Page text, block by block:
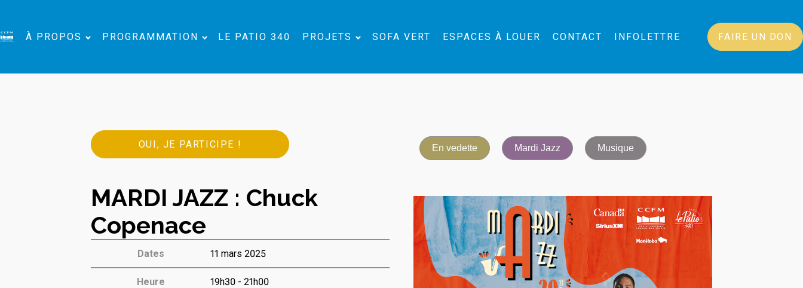
À PROPOS PROGRAMMATION LE PATIO 340 PROJETS SOFA VERT ESPACES À LOUER CONTACT INFOLETTRE FAIRE UN DON
OUI, JE PARTICIPE !
MARDI JAZZ : Chuck
Copenace
Dates 11 mars 2025
Heure 19h30 - 21h00
En vedette Mardi Jazz Musique